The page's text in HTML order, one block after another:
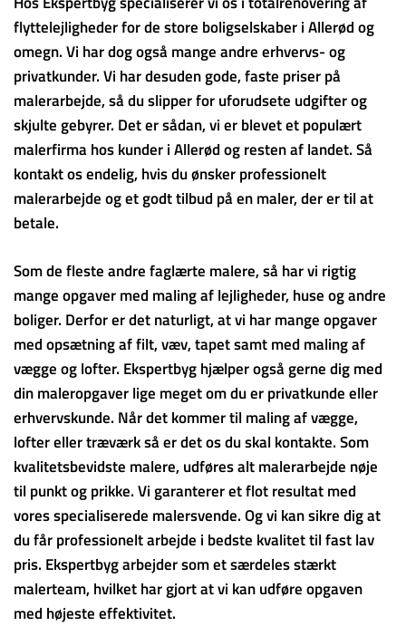
flyttelejligheder for de store boligselskaber i Allerød og
omegn. Vi har dog også mange andre erhvervs- og
privatkunder. Vi har desuden gode, faste priser på
malerarbejde, så du slipper for uforudsete udgifter og
skjulte gebyrer. Det er sådan, vi er blevet et populært
malerfirma hos kunder i Allerød og resten af landet. Så
kontakt os endelig, hvis du ønsker professionelt
malerarbejde og et godt tilbud på en maler, der er til at
betale.
Som de fleste andre faglærte malere, så har vi rigtig
mange opgaver med maling af lejligheder, huse og andre
boliger. Derfor er det naturligt, at vi har mange opgaver
med opsætning af filt, væv, tapet samt med maling af
vægge og lofter. Ekspertbyg hjælper også gerne dig med
din maleropgaver lige meget om du er privatkunde eller
erhvervskunde. Når det kommer til maling af vægge,
lofter eller træværk så er det os du skal kontakte. Som
kvalitetsbevidste malere, udføres alt malerarbejde nøje
til punkt og prikke. Vi garanterer et flot resultat med
vores specialiserede malersvende. Og vi kan sikre dig at
du får professionelt arbejde i bedste kvalitet til fast lav
pris. Ekspertbyg arbejder som et særdeles stærkt
malerteam, hvilket har gjort at vi kan udføre opgaven
med højeste effektivitet.